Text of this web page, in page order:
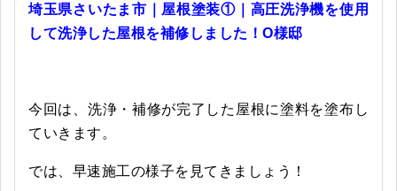
埼玉県さいたま市｜屋根塗装①｜高圧洗浄機を使用
して洗浄した屋根を補修しました！O様邸
今回は、洗浄・補修が完了した屋根に塗料を塗布し
ていきます。
では、早速施工の様子を見てきましょう！